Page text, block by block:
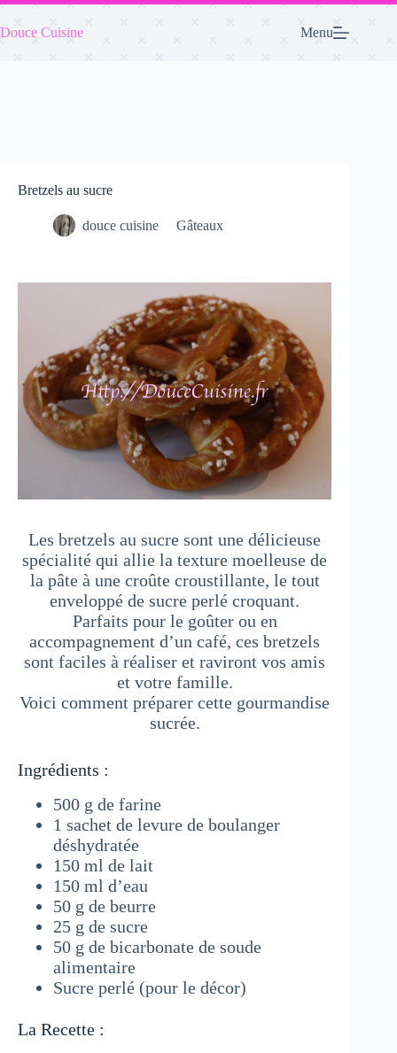
Passer
contenu
Douce Cuisine Menu
Bretzels au sucre
douce cuisine Gâteaux
Les bretzels au sucre sont une délicieuse
spécialité qui allie la texture moelleuse de
la pâte à une croûte croustillante, le tout
enveloppé de sucre perlé croquant.
Parfaits pour le goûter ou en
accompagnement d’un café, ces bretzels
sont faciles à réaliser et raviront vos amis
et votre famille.
Voici comment préparer cette gourmandise
sucrée.
Ingrédients :
500 g de farine
1 sachet de levure de boulanger
déshydratée
150 ml de lait
150 ml d’eau
50 g de beurre
25 g de sucre
50 g de bicarbonate de soude
alimentaire
Sucre perlé (pour le décor)
La Recette :